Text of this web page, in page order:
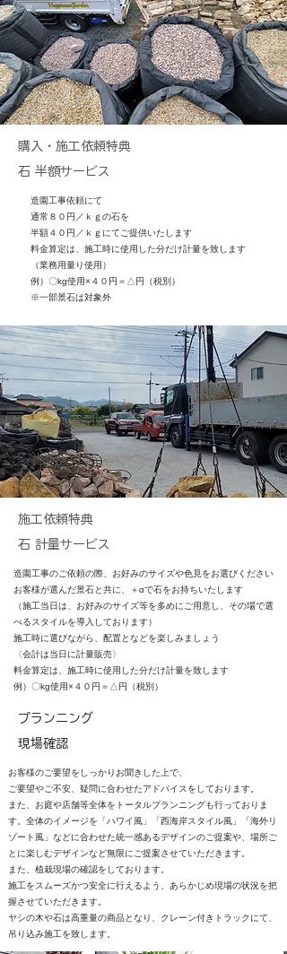
購入・施工依頼特典
石 半額サービス
造園工事依頼にて
通常８０円／ｋｇの石を
半額４０円／ｋｇにてご提供いたします
料金算定は、施工時に使用した分だけ計量を致します
（業務用量り使用）
​例）〇kg使用×４０円＝△円（税別）
​※一部景石は対象外
施工依頼特典
石 計量サービス
造園工事のご依頼の際、お好みのサイズや色見をお選びください
お客様が選んだ景石と共に、＋αで石をお持ちいたします
（施工当日は、お好みのサイズ等を多めにご用意し、その場で選
べるスタイルを導入しております）
施工時に選びながら、配置となどを楽しみましょう
〈会計は当日に計量販売〉
料金算定は、施工時に使用した分だけ計量を致します
​例）〇kg使用×４０円＝△円（税別）
プランニング
​現場確認
お客様のご要望をしっかりお聞きした上で、
ご要望やご不安、疑問に合わせたアドバイスをしております。
また、お庭や店舗等全体をトータルプランニングも行っておりま
す。全体のイメージを「ハワイ風」「西海岸スタイル風」「海外リ
ゾート風」など​に合わせた統一感あるデザインのご提案や、場所ご
とに楽しむデザインなど無限にご提案させていただきます。
また、植栽現場の確認をしております。
施工をスムーズかつ安全に行えるよう、あらかじめ現場の状況を把
握させていただきます。
ヤシの木や石は高重量の商品となり、クレーン付きトラックにて、
吊り込み施工を致します。